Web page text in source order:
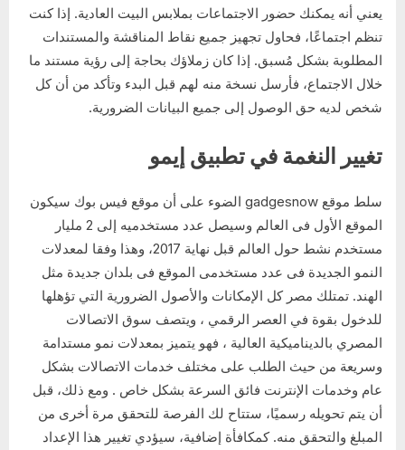
يعني أنه يمكنك حضور الاجتماعات بملابس البيت العادية. إذا كنت
تنظم اجتماعًا، فحاول تجهيز جميع نقاط المناقشة والمستندات
المطلوبة بشكل مُسبق. إذا كان زملاؤك بحاجة إلى رؤية مستند ما
خلال الاجتماع، فأرسل نسخة منه لهم قبل البدء وتأكد من أن كل
شخص لديه حق الوصول إلى جميع البيانات الضرورية.
تغيير النغمة في تطبيق إيمو
سلط موقع gadgesnow الضوء على أن موقع فيس بوك سيكون
الموقع الأول فى العالم وسيصل عدد مستخدميه إلى 2 مليار
مستخدم نشط حول العالم قبل نهاية 2017، وهذا وفقا لمعدلات
النمو الجديدة فى عدد مستخدمى الموقع فى بلدان جديدة مثل
الهند. تمتلك مصر كل الإمكانات والأصول الضرورية التي تؤهلها
للدخول بقوة في العصر الرقمي ، ويتصف سوق الاتصالات
المصري بالديناميكية العالية ، فهو يتميز بمعدلات نمو مستدامة
وسريعة من حيث الطلب على مختلف خدمات الاتصالات بشكل
عام وخدمات الإنترنت فائق السرعة بشكل خاص . ومع ذلك، قبل
أن يتم تحويله رسميًا، ستتاح لك الفرصة للتحقق مرة أخرى من
المبلغ والتحقق منه. كمكافأة إضافية، سيؤدي تغيير هذا الإعداد